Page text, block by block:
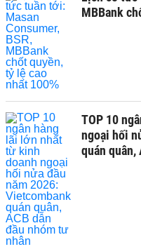
MBBank
TOP 10
ngoại hối
quán quân,